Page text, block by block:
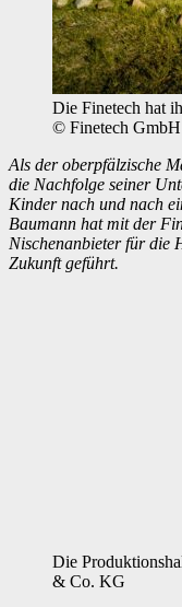
Die Finetech hat
© Finetech
Als der oberpfälzische
die Nachfolge seiner
Kinder nach und nach
Baumann hat mit der
Nischenanbieter für die
Zukunft geführt.
Die
& Co. KG